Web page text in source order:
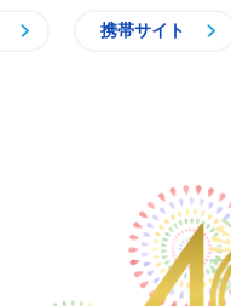
携帯サイト